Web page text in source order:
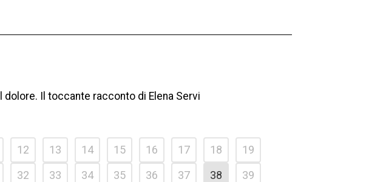
Il toccante racconto di Elena Servi
12 13 14 15 16 17 18
19
32 33 34 35 36 37 38
39